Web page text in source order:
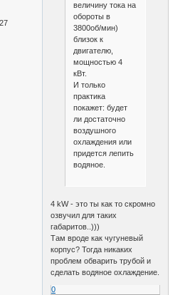
величину тока на
обороты в
3800об/мин)
близок к
двигателю,
мощностью 4
кВт.
И только
практика
покажет: будет
ли достаточно
воздушного
охлаждения или
придется лепить
водяное.
4 kW - это ты как то скромно
озвучил для таких
габаритов..)))
Там вроде как чугуневый
корпус? Тогда никаких
проблем обварить трубой и
сделать водяное охлаждение.
0